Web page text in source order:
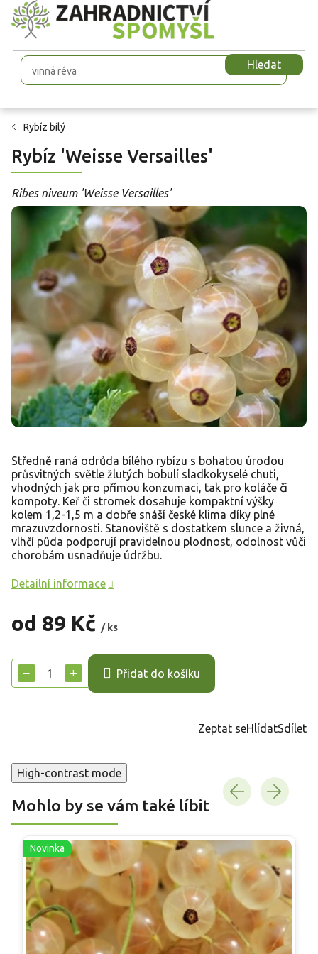
Přejít
na
obsah
Hledat
Rybíz bílý
Rybíz 'Weisse Versailles'
Ribes niveum 'Weisse Versailles'
od 89 Kč / ks
cena:
+
− Přidat do košíku
Středně raná odrůda bílého rybízu s bohatou úrodou
průsvitných světle žlutých bobulí sladkokyselé chuti,
vhodných jak pro přímou konzumaci, tak pro koláče či
kompoty. Keř či stromek dosahuje kompaktní výšky
kolem 1,2-1,5 m a dobře snáší české klima díky plné
mrazuvzdornosti. Stanoviště s dostatkem slunce a živná,
vlhčí půda podporují pravidelnou plodnost, odolnost vůči
chorobám usnadňuje údržbu.
Detailní informace
Zeptat seHlídatSdílet
High-contrast mode
Mohlo by se vám také líbit
Novinka